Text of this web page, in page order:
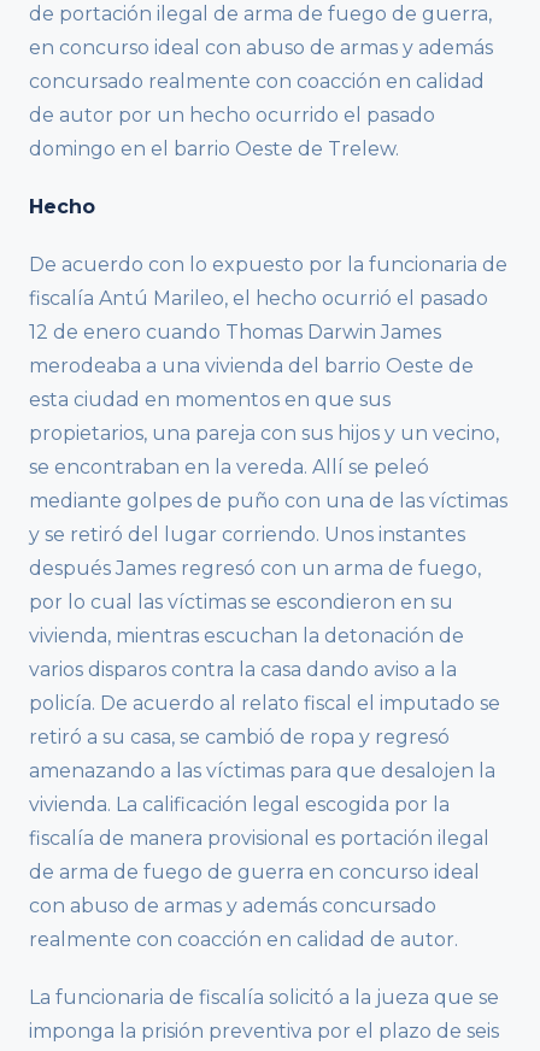
de portación ilegal de arma de fuego de guerra,
en concurso ideal con abuso de armas y además
concursado realmente con coacción en calidad
de autor por un hecho ocurrido el pasado
domingo en el barrio Oeste de Trelew.
Hecho
De acuerdo con lo expuesto por la funcionaria de
fiscalía Antú Marileo, el hecho ocurrió el pasado
12 de enero cuando Thomas Darwin James
merodeaba a una vivienda del barrio Oeste de
esta ciudad en momentos en que sus
propietarios, una pareja con sus hijos y un vecino,
se encontraban en la vereda. Allí se peleó
mediante golpes de puño con una de las víctimas
y se retiró del lugar corriendo. Unos instantes
después James regresó con un arma de fuego,
por lo cual las víctimas se escondieron en su
vivienda, mientras escuchan la detonación de
varios disparos contra la casa dando aviso a la
policía. De acuerdo al relato fiscal el imputado se
retiró a su casa, se cambió de ropa y regresó
amenazando a las víctimas para que desalojen la
vivienda. La calificación legal escogida por la
fiscalía de manera provisional es portación ilegal
de arma de fuego de guerra en concurso ideal
con abuso de armas y además concursado
realmente con coacción en calidad de autor.
La funcionaria de fiscalía solicitó a la jueza que se
imponga la prisión preventiva por el plazo de seis